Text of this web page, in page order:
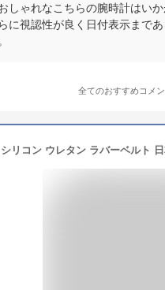
しゃれなこちらの腕時計はい
に視認性が良く日付表示まで
全てのおすすめコメン